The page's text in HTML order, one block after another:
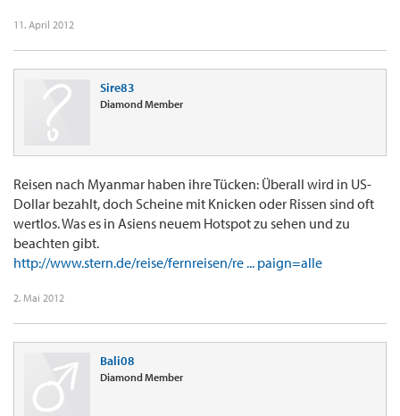
11. April 2012
Sire83
Diamond Member
Reisen nach Myanmar haben ihre Tücken: Überall wird in US-
Dollar bezahlt, doch Scheine mit Knicken oder Rissen sind oft
wertlos. Was es in Asiens neuem Hotspot zu sehen und zu
beachten gibt.
http://www.stern.de/reise/fernreisen/re ... paign=alle
2. Mai 2012
Bali08
Diamond Member